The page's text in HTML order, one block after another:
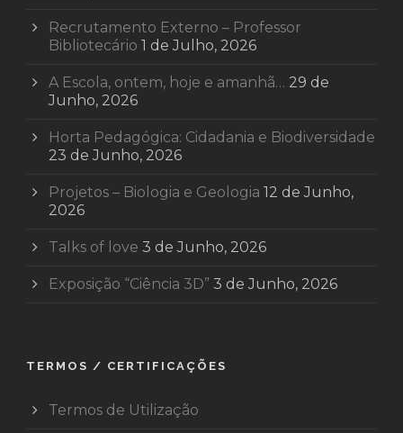
Recrutamento Externo – Professor
Bibliotecário 1 de Julho, 2026
A Escola, ontem, hoje e amanhã… 29 de
Junho, 2026
Horta Pedagógica: Cidadania e Biodiversidade
23 de Junho, 2026
Projetos – Biologia e Geologia 12 de Junho,
2026
Talks of love 3 de Junho, 2026
Exposição “Ciência 3D” 3 de Junho, 2026
TERMOS / CERTIFICAÇÕES
Termos de Utilização